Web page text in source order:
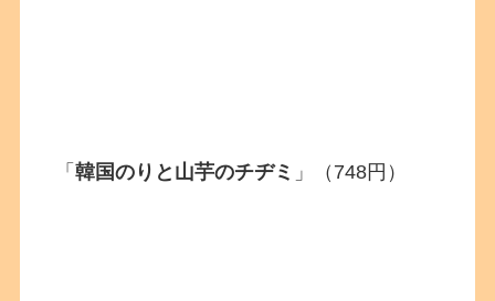
「韓国のりと山芋のチヂミ 」（748円）